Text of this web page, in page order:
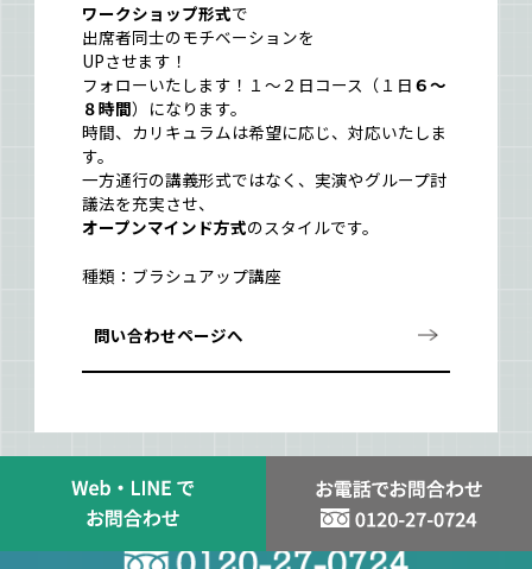
ワークショップ形式で
出席者同士のモチベーションを
UPさせます！
フォローいたします！１～２日コース（１日 ６～
８時間）になります。
時間、カリキュラムは希望に応じ、対応いたしま
す。
一方通行の講義形式ではなく、実演やグループ討
議法を充実させ、
オープンマインド方式のスタイルです。
種類：ブラシュアップ講座
問い合わせページへ
スタッフ登録はお問い合わせから